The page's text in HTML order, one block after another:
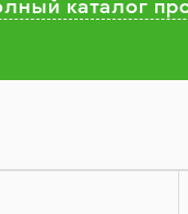
каталог